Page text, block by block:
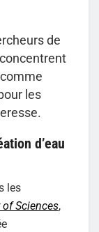
de
les
d’eau
les
Sciences,